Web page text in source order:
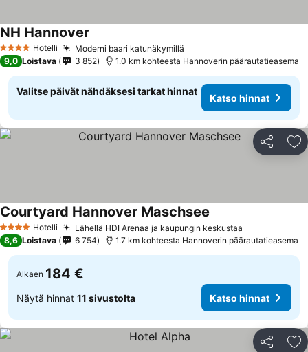
4 Tähtiluokitus
Hotelli Moderni baari katunäkymillä
NH Hannover
9,0 Loistava 3 852 1.0 km kohteesta Hannoverin päärautatieasema
Valitse päivät nähdäksesi tarkat hinnat
Katso hinnat
Jaa
4 Tähtiluokitus
Hotelli Lähellä HDI Arenaa ja kaupungin keskustaa
Courtyard Hannover Maschsee
8,6 Loistava 6 754 1.7 km kohteesta Hannoverin päärautatieasema
Alkaen 184 €
Näytä hinnat 11 sivustolta Katso hinnat
Jaa